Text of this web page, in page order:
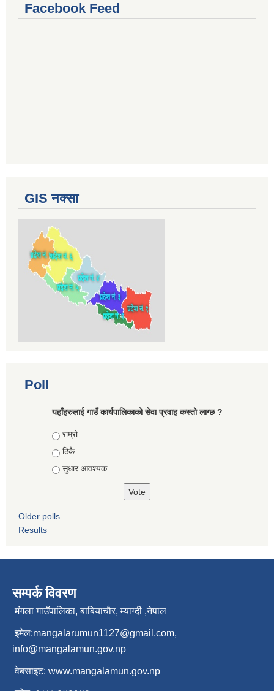
Facebook Feed
GIS नक्सा
Poll
यहाँहरुलाई गाउँ कार्यपालिकाको सेवा प्रवाह कस्तो लाग्छ ?
Choices
राम्रो
ठिकै
सुधार आवश्यक
Older polls
Results
सम्पर्क विवरण
मंगला गाउँपालिका, बाबियाचौर, म्याग्दी ,नेपाल
इमेल:mangalarumun1127@gmail.com,
info@mangalamun.gov.np
वेबसाइट: www.mangalamun.gov.np